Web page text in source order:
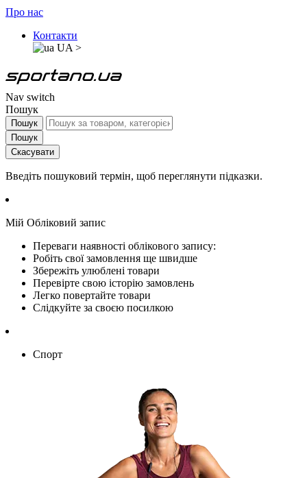
Про нас
Контакти
UA >
Nav switch
Пошук
Пошук
Пошук
Скасувати
Введіть пошуковий термін, щоб переглянути підказки.
Мій Обліковий запис
Переваги наявності облікового запису:
Робіть свої замовлення ще швидше
Збережіть улюблені товари
Перевірте свою історію замовлень
Легко повертайте товари
Слідкуйте за своєю посилкою
Спорт